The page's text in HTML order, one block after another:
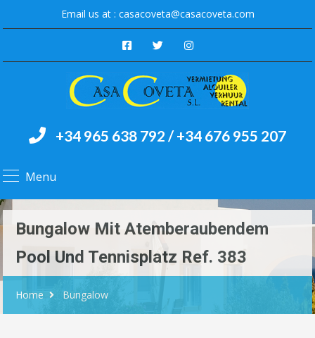
Email us at : casacoveta@casacoveta.com
+34 965 638 792 / +34 676 955 207
Menu
Bungalow Mit Atemberaubendem
Pool Und Tennisplatz Ref. 383
Home Bungalow